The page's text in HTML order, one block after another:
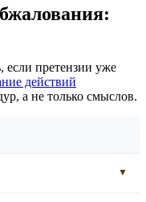
если претензии уже
действий
а не только смыслов.
▼